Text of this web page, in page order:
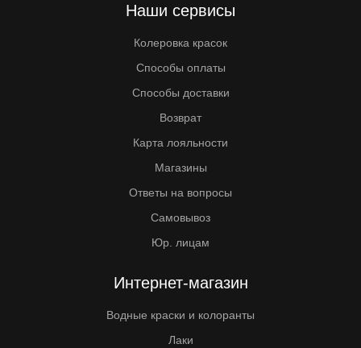
Наши сервисы
Колеровка красок
Способы оплаты
Способы доставки
Возврат
Карта лояльности
Магазины
Ответы на вопросы
Самовывоз
Юр. лицам
Интернет-магазин
Водные краски и колоранты
Лаки